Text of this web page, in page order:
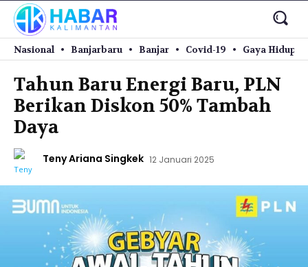
Nasional Banjarbaru Banjar Covid-19 Gaya Hidup
Tahun Baru Energi Baru, PLN
Berikan Diskon 50% Tambah
Daya
Teny Ariana Singkek 12 Januari 2025